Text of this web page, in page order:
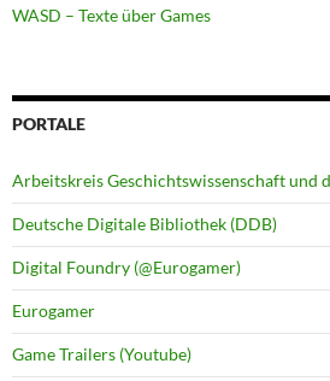
WASD – Texte über Games
PORTALE
Arbeitskreis Geschichtswissenschaft und
Deutsche Digitale Bibliothek (DDB)
Digital Foundry (@Eurogamer)
Eurogamer
Game Trailers (Youtube)